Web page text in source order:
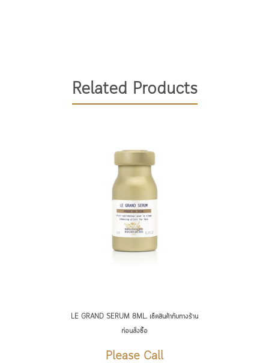
Related Products
LE GRAND SERUM 8ML. เช็คสินค้ากับทางร้าน
ก่อนสั่งซื้อ
Please Call